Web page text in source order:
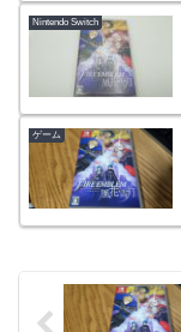
Nintendo Switch
ゲーム